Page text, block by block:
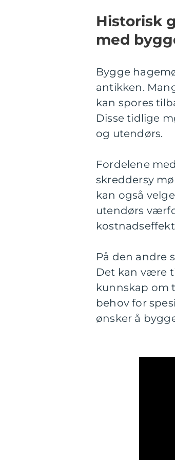
Historisk
med
Bygge
antikken.
kan spores
Disse tidlige
og utendørs.
Fordelene
skreddersy
kan også
utendørs
På den andre
Det kan være
kunnskap om
behov for
ønsker å